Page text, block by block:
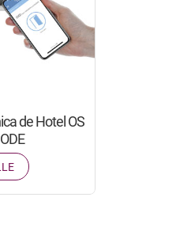
de Hotel OS